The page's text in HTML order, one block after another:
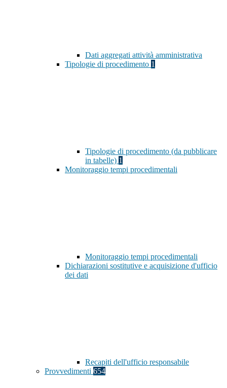
Dati aggregati attività amministrativa
Tipologie di procedimento 1
Tipologie di procedimento (da pubblicare
in tabelle) 1
Monitoraggio tempi procedimentali
Monitoraggio tempi procedimentali
Dichiarazioni sostitutive e acquisizione d'ufficio
dei dati
Recapiti dell'ufficio responsabile
Provvedimenti 654